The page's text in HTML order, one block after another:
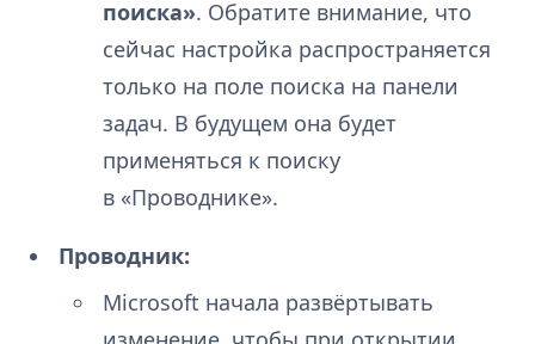
поиска». Обратите внимание, что
сейчас настройка распространяется
только на поле поиска на панели
задач. В будущем она будет
применяться к поиску
в «Проводнике».
Проводник:
Microsoft начала развёртывать